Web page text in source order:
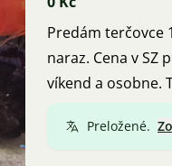
Predám terčovce
naraz. Cena v SZ
víkend a osobne.
Preložené.